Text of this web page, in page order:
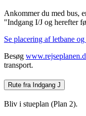
Ankommer du med bus,
"Indgang I/J og herefter
Se placering af letbane
Besøg
transport.
Rute fra Indgang J
Bliv i stueplan (Plan 2).